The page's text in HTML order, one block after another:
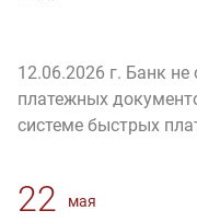
12.06.2026 г. Банк
платежных
системе быстрых
22 мая